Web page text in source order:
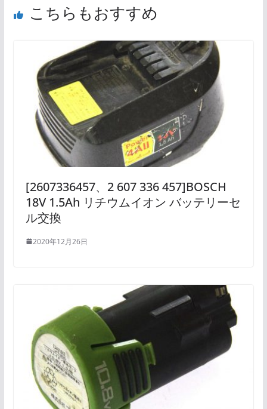
こちらもおすすめ
[2607336457、2 607 336 457]BOSCH
18V 1.5Ah リチウムイオン バッテリーセ
ル交換
2020年12月26日